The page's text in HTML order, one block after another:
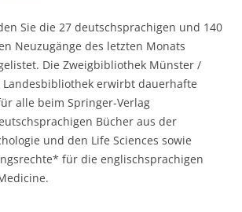
Sie die 27 deutschsprachigen und 140
Neuzugänge des letzten Monats
Die Zweigbibliothek Münster /
erwirbt dauerhafte
alle beim Springer-Verlag
Bücher aus der
und den Life Sciences sowie
für die englischsprachigen